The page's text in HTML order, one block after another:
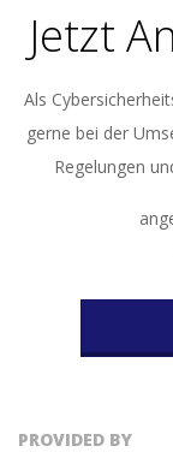
Jetzt
Als
gerne bei der
Regelungen
PROVIDED BY